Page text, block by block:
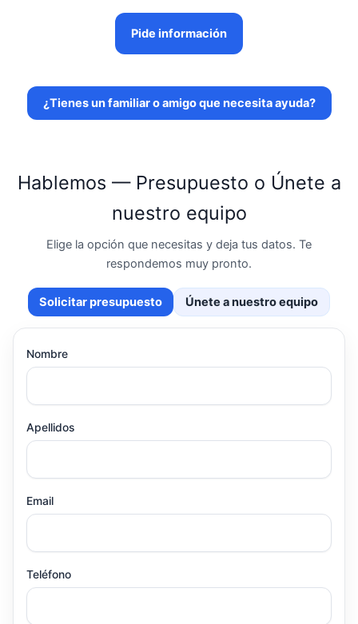
Pide información
¿Tienes un familiar o amigo que necesita ayuda?
Hablemos — Presupuesto o Únete a
nuestro equipo
Elige la opción que necesitas y deja tus datos. Te
respondemos muy pronto.
Solicitar presupuesto Únete a nuestro equipo
Nombre
Apellidos
Email
Teléfono